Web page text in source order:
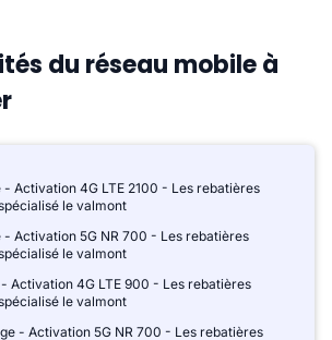
du réseau mobile à
- Activation 4G LTE 2100 - Les rebatières
le valmont
- Activation 5G NR 700 - Les rebatières
le valmont
- Activation 4G LTE 900 - Les rebatières
le valmont
- Activation 5G NR 700 - Les rebatières